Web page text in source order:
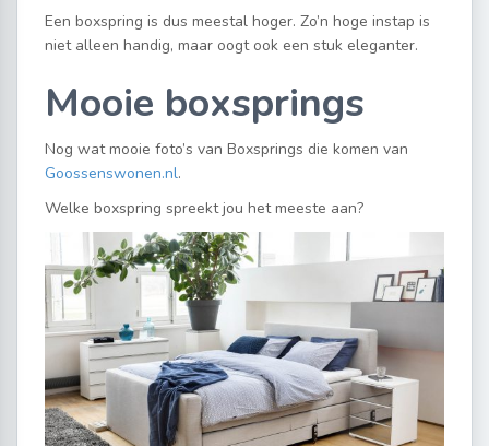
Een boxspring is dus meestal hoger. Zo’n hoge instap is
niet alleen handig, maar oogt ook een stuk eleganter.
Mooie boxsprings
Nog wat mooie foto’s van Boxsprings die komen van
Goossenswonen.nl.
Welke boxspring spreekt jou het meeste aan?